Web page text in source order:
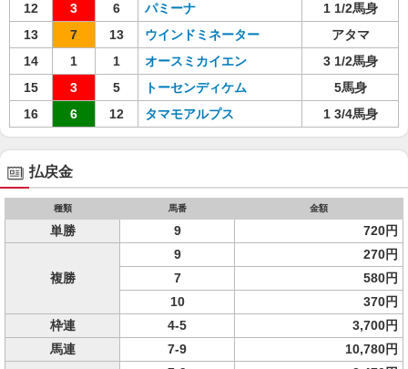
12
3 6 パミーナ
1 1/2馬身
13
7 13 ウインドミネーター
アタマ
14
1 1 オースミカイエン
3 1/2馬身
15
3 5 トーセンディケム
5馬身
16
6 12 タマモアルプス 1 3/4馬身
払戻金
種類 馬番 金額
単勝 9 720円
複勝
9
270円
7
580円
10
370円
枠連
4-5
3,700円
馬連
7-9 10,780円